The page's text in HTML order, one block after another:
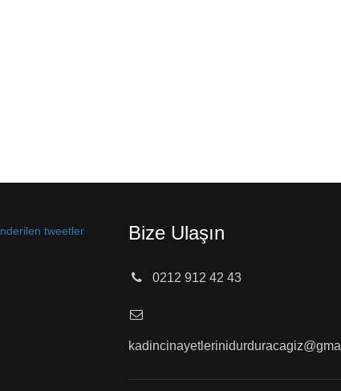
tweetler Bize Ulaşın
0212 912 42 43